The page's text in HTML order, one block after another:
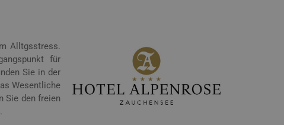
Alltgsstress.
für
Sie in der
Wesentliche
Sie den freien